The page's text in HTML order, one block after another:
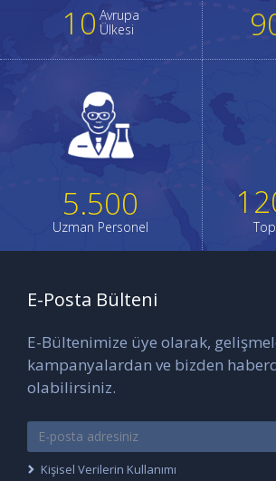
10 Avrupa
Ülkesi
5.500
Uzman Personel
E-Posta Bülteni
E-Bültenimize üye olarak,
kampanyalardan ve bizden
olabilirsiniz.
Kişisel Verilerin Kullanımı